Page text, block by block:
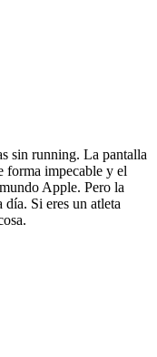
sin running. La pantalla
forma impecable y el
Apple. Pero la
Si eres un atleta